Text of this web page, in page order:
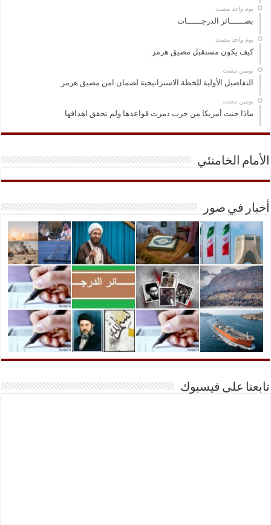
‏يوم واحد مضت
بصــــــائر الدرجــــــات
‏يوم واحد مضت
كيف يكون مستقبل مضيق هرمز
‏يومين مضت
التفاصيل الأولية للخطة الاستراتيجية لضمان امن مضيق هرمز
‏يومين مضت
ماذا جنت أمريكا من حرب دمرت قواعدها ولم تحقق اهدافها
الأمام الخامنئي
أخبار في صور
تابعنا على فيسبوك